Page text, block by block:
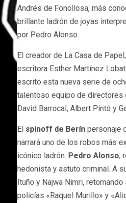
Andrés de Fonollosa, más
brillante ladrón de joyas
por Pedro Alonso.
El creador de La Casa de
escritora Esther Martínez
escrito esta nueva serie de
talentoso equipo de directores
David Barrocal, Albert Pintó y
El spinoff de Berín personaje
narrará uno de los robos más
icónico ladrón. Pedro Alonso,
hedonista y astuto criminal. A
Ituño y Najwa Nimri,
policías «Raquel Murillo» y